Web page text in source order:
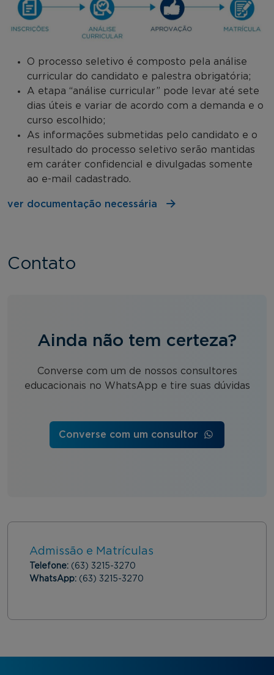
O processo seletivo é composto pela análise
curricular do candidato e palestra obrigatória;
A etapa “análise curricular” pode levar até sete
dias úteis e variar de acordo com a demanda e o
curso escolhido;
As informações submetidas pelo candidato e o
resultado do processo seletivo serão mantidas
em caráter confidencial e divulgadas somente
ao e-mail cadastrado.
ver documentação necessária
Contato
Ainda não tem certeza?
Converse com um de nossos consultores
educacionais no WhatsApp e tire suas dúvidas
Converse com um consultor
Admissão e Matrículas
Telefone: (63) 3215-3270
WhatsApp: (63) 3215-3270